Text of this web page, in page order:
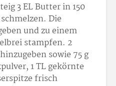
3 EL Butter in 150
Die
und zu einem
stampfen. 2
sowie 75 g
1 TL gekörnte
frisch